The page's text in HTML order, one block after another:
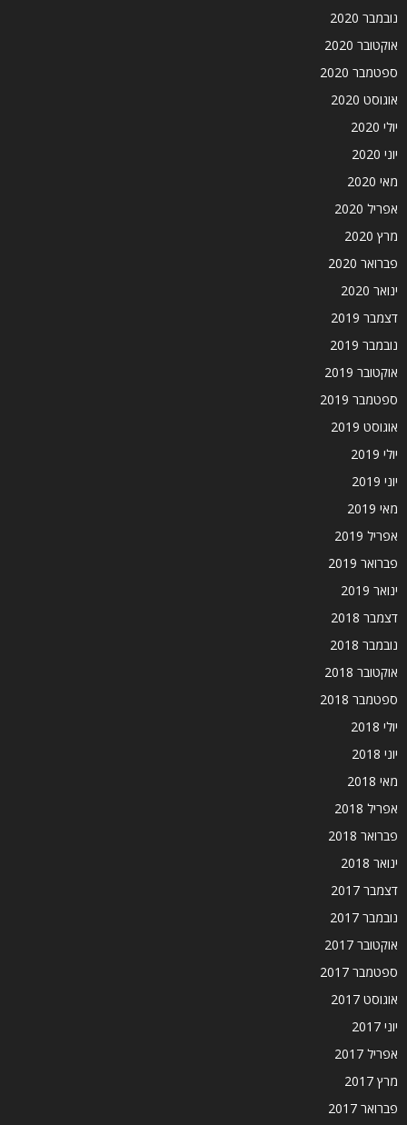
נובמבר 2020
אוקטובר 2020
ספטמבר 2020
אוגוסט 2020
יולי 2020
יוני 2020
מאי 2020
אפריל 2020
מרץ 2020
פברואר 2020
ינואר 2020
דצמבר 2019
נובמבר 2019
אוקטובר 2019
ספטמבר 2019
אוגוסט 2019
יולי 2019
יוני 2019
מאי 2019
אפריל 2019
פברואר 2019
ינואר 2019
דצמבר 2018
נובמבר 2018
אוקטובר 2018
ספטמבר 2018
יולי 2018
יוני 2018
מאי 2018
אפריל 2018
פברואר 2018
ינואר 2018
דצמבר 2017
נובמבר 2017
אוקטובר 2017
ספטמבר 2017
אוגוסט 2017
יוני 2017
אפריל 2017
מרץ 2017
פברואר 2017